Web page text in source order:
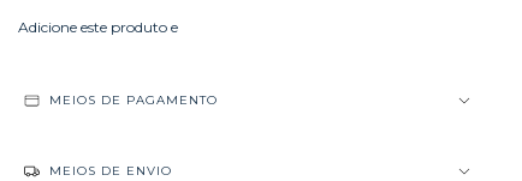
Adicione este produto e
MEIOS DE PAGAMENTO
MEIOS DE ENVIO